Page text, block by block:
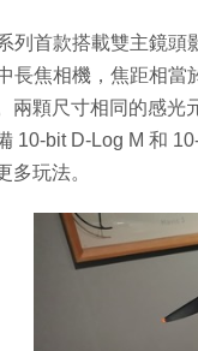
3
%
列首款搭載雙主鏡頭
長焦相機，焦距相當
兩顆尺寸相同的感光
10-bit D-Log M 和
多玩法。